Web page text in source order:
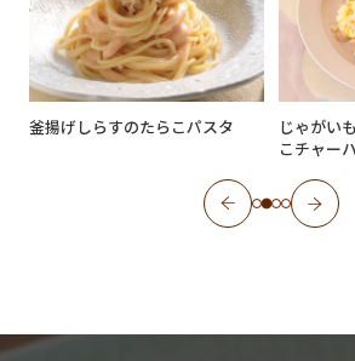
釜揚げしらすのたらこパスタ
じゃがい
こチャー